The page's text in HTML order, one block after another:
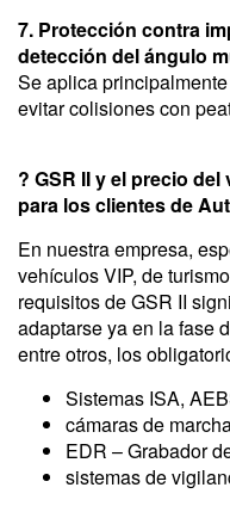
7. Protección contra
detección del ángulo
Se aplica
evitar colisiones con
? GSR II y el precio
para los clientes de
En nuestra empresa,
vehículos VIP, de
requisitos de GSR II
adaptarse ya en la fase
entre otros, los
Sistemas ISA,
cámaras de
EDR – Grabador
sistemas de